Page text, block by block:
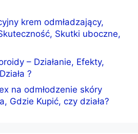
krem odmładzający,
Skutki uboczne,
– Działanie, Efekty,
?
na odmłodzenie skóry
Gdzie Kupić, czy działa?